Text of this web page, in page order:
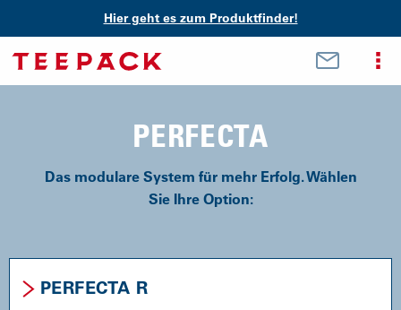
Hier geht es zum Produktfinder!
PERFECTA
Das modulare System für mehr Erfolg. Wählen
Sie Ihre Option:
PERFECTA R